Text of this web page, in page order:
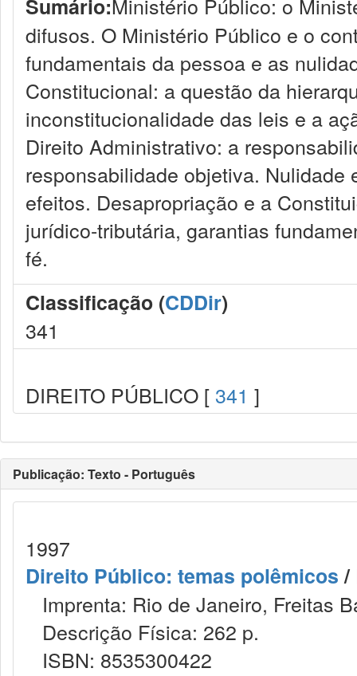
Sumário:
difusos. O Ministério Público e o
fundamentais da pessoa e as
Constitucional: a questão da
inconstitucionalidade das leis e a
Direito Administrativo: a
responsabilidade objetiva.
efeitos. Desapropriação e a
jurídico-tributária, garantias
fé.
Classificação (CDDir)
341
DIREITO PÚBLICO [ 341 ]
Publicação: Texto - Português
1997
Direito Público: temas polêmicos/
Imprenta: Rio de Janeiro, Freitas
Descrição Física: 262 p.
ISBN: 8535300422